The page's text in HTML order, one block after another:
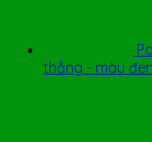
thẳng - màu đen